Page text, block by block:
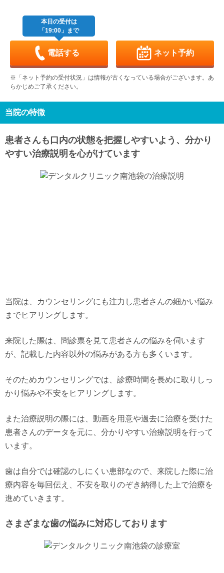
9/7
火
9/8
水
9/9
9/10
9/11
9/12
9/13
金
月
9/21
休
火
9/22
9/23
9/24
9/25
9/26
9/27
本日の受付は
「19:00」まで
電話する ネット予約
※「ネット予約の受付状況」は情報が古くなっている場合がございます。あ
らかじめご了承ください。
当院の特徴
患者さんも口内の状態を把握しやすいよう、分かり
やすい治療説明を心がけています
当院は、カウンセリングにも注力し患者さんの細かい悩み
までヒアリングします。
来院した際は、問診票を見て患者さんの悩みを伺います
が、記載した内容以外の悩みがある方も多くいます。
そのためカウンセリングでは、診療時間を長めに取りしっ
かり悩みや不安をヒアリングします。
また治療説明の際には、動画を用意や過去に治療を受けた
患者さんのデータを元に、分かりやすい治療説明を行って
います。
歯は自分では確認のしにくい患部なので、来院した際に治
療内容を毎回伝え、不安を取りのぞき納得した上で治療を
進めていきます。
さまざまな歯の悩みに対応しております